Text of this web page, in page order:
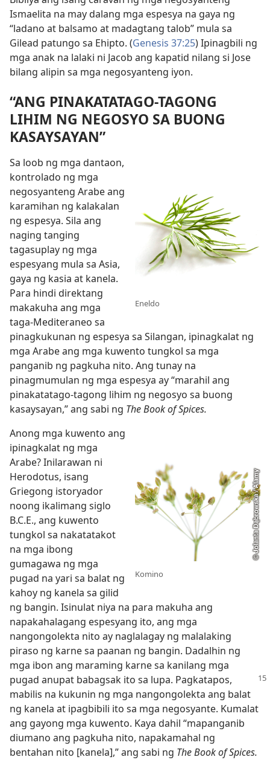
Ismaelita na may dalang mga espesya na gaya ng
“ladano at balsamo at madagtang talob” mula sa
Gilead patungo sa Ehipto. (Genesis 37:25) Ipinagbili ng
mga anak na lalaki ni Jacob ang kapatid nilang si Jose
bilang alipin sa mga negosyanteng iyon.
“ANG PINAKATATAGO-TAGONG
LIHIM NG NEGOSYO SA BUONG
KASAYSAYAN”
Eneldo
Sa loob ng mga dantaon,
kontrolado ng mga
negosyanteng Arabe ang
karamihan ng kalakalan
ng espesya. Sila ang
naging tanging
tagasuplay ng mga
espesyang mula sa Asia,
gaya ng kasia at kanela.
Para hindi direktang
makakuha ang mga
taga-Mediteraneo sa
pinagkukunan ng espesya sa Silangan, ipinagkalat ng
mga Arabe ang mga kuwento tungkol sa mga
panganib ng pagkuha nito. Ang tunay na
pinagmumulan ng mga espesya ay “marahil ang
pinakatatago-tagong lihim ng negosyo sa buong
kasaysayan,” ang sabi ng The Book of Spices.
Komino
Anong mga kuwento ang
ipinagkalat ng mga
Arabe? Inilarawan ni
Herodotus, isang
Griegong istoryador
noong ikalimang siglo
B.C.E., ang kuwento
tungkol sa nakatatakot
na mga ibong
gumagawa ng mga
pugad na yari sa balat ng
kahoy ng kanela sa gilid
ng bangin. Isinulat niya na para makuha ang
napakahalagang espesyang ito, ang mga
nangongolekta nito ay naglalagay ng malalaking
piraso ng karne sa paanan ng bangin. Dadalhin ng
mga ibon ang maraming karne sa kanilang mga
pugad anupat babagsak ito sa lupa. Pagkatapos,
mabilis na kukunin ng mga nangongolekta ang balat
ng kanela at ipagbibili ito sa mga negosyante. Kumalat
ang gayong mga kuwento. Kaya dahil “mapanganib
diumano ang pagkuha nito, napakamahal ng
bentahan nito [kanela],” ang sabi ng The Book of Spices.